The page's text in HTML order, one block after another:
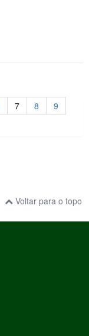
7 8
9
Voltar para o topo